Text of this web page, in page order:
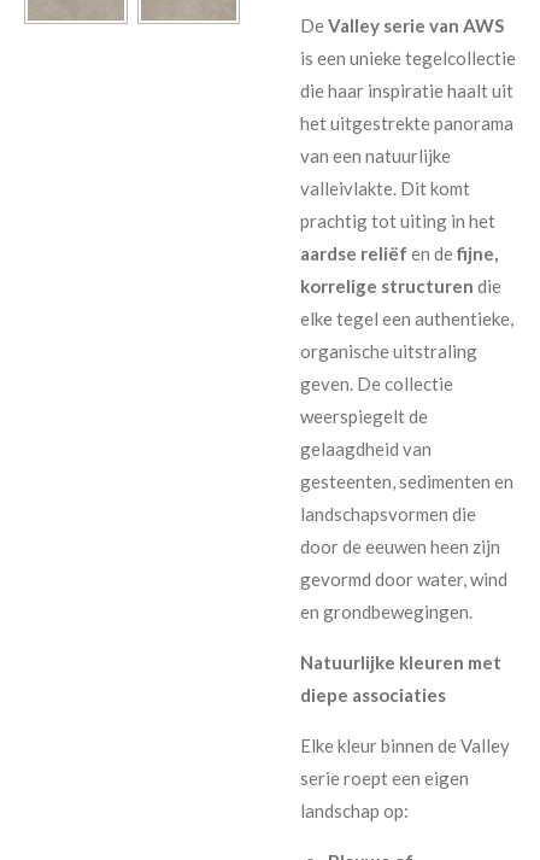
DeValley serie van AWS
is een unieke tegelcollectie
die haar inspiratie haalt uit
het uitgestrekte panorama
van een natuurlijke
valleivlakte. Dit komt
prachtig tot uiting in het
aardse reliëf en defijne,
korrelige structuren die
elke tegel een authentieke,
organische uitstraling
geven. De collectie
weerspiegelt de
gelaagdheid van
gesteenten, sedimenten en
landschapsvormen die
door de eeuwen heen zijn
gevormd door water, wind
en grondbewegingen.
Natuurlijke kleuren met
diepe associaties
Elke kleur binnen de Valley
serie roept een eigen
landschap op: